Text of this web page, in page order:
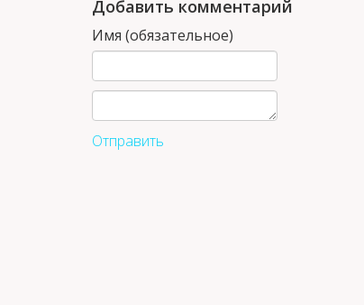
Добавить комментарий
Имя (обязательное)
Отправить